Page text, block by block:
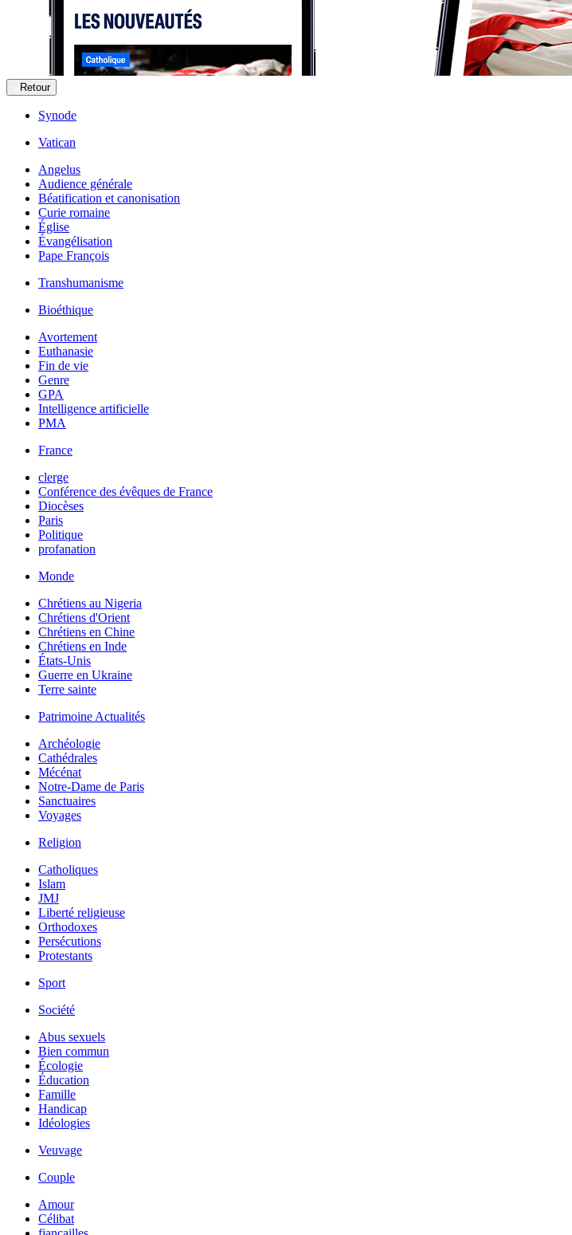
Retour
Synode
Vatican
Angelus
Audience générale
Béatification et canonisation
Curie romaine
Église
Évangélisation
Pape François
Transhumanisme
Bioéthique
Avortement
Euthanasie
Fin de vie
Genre
GPA
Intelligence artificielle
PMA
France
clerge
Conférence des évêques de France
Diocèses
Paris
Politique
profanation
Monde
Chrétiens au Nigeria
Chrétiens d'Orient
Chrétiens en Chine
Chrétiens en Inde
États-Unis
Guerre en Ukraine
Terre sainte
Patrimoine Actualités
Archéologie
Cathédrales
Mécénat
Notre-Dame de Paris
Sanctuaires
Voyages
Religion
Catholiques
Islam
JMJ
Liberté religieuse
Orthodoxes
Persécutions
Protestants
Sport
Société
Abus sexuels
Bien commun
Écologie
Éducation
Famille
Handicap
Idéologies
Veuvage
Couple
Amour
Célibat